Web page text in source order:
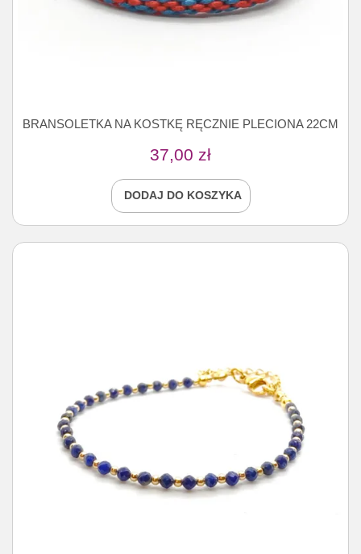
BRANSOLETKA NA KOSTKĘ RĘCZNIE PLECIONA 22CM
37,00 zł
DODAJ DO KOSZYKA